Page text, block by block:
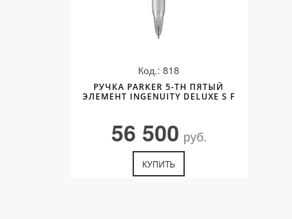
Код.: 818
РУЧКА PARKER 5-TH ПЯТЫЙ
ЭЛЕМЕНТ INGENUITY DELUXE S F
56 500 руб.
КУПИТЬ